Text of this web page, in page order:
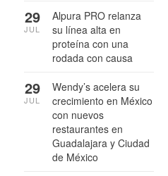
Alpura PRO relanza
su línea alta en
proteína con una
rodada con causa
29
JUL
Wendy’s acelera su
crecimiento en México
con nuevos
restaurantes en
Guadalajara y Ciudad
de México
29
JUL